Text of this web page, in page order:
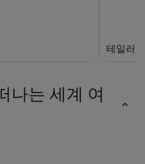
테일러
나는 세계 여